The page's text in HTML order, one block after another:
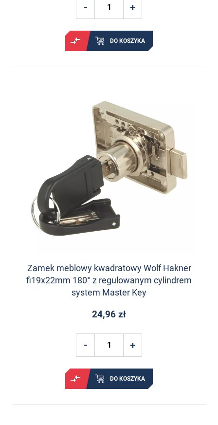
DO KOSZYKA
Zamek meblowy kwadratowy Wolf Hakner
fi19x22mm 180° z regulowanym cylindrem
system Master Key
24,96 zł
DO KOSZYKA